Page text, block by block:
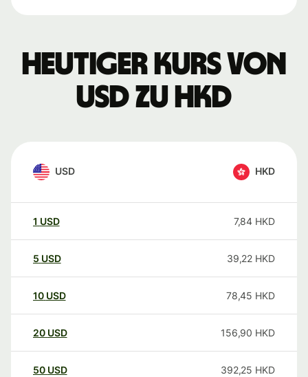
Heutiger Kurs von
USD zu HKD
USD HKD
1 USD 7,84 HKD
5 USD 39,22 HKD
10 USD 78,45 HKD
20 USD 156,90 HKD
50 USD 392,25 HKD